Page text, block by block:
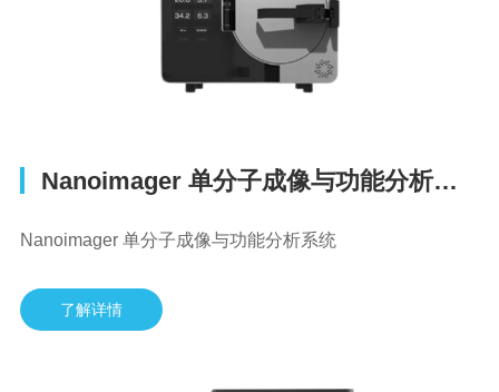
Nanoimager 单分子成像与功能分析系统
Nanoimager 单分子成像与功能分析系统
了解详情